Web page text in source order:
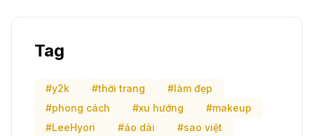
Tag
#y2k #thời trang
#làm đẹp
#phong cách
#xu hướng
#makeup
#LeeHyori
#áo dài
#sao việt